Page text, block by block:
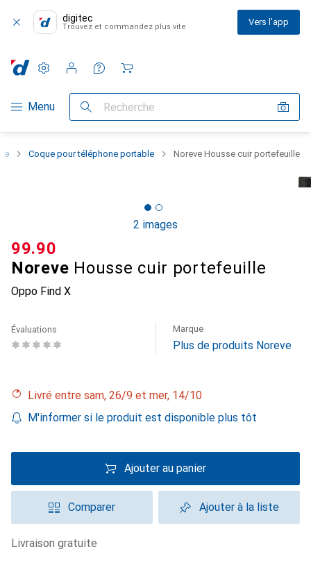
digitec
Trouvez et commandez plus vite Vers l'app
Navigation par catégorie
Menu Recherche
Paramètres
Compte client
Listes de comparaison
Listes d'envies
Panier
Coque pour téléphone portable Noreve Housse cuir portefeuille
2 images
Noreve Housse cuir portefeuille
Oppo Find X
CHF
99.90
Évaluations Marque
Plus de produits Noreve
Livré entre sam, 26/9 et mer, 14/10
M'informer si le produit est disponible plus tôt
Ajouter au panier
Comparer Ajouter à la liste
livraison gratuite